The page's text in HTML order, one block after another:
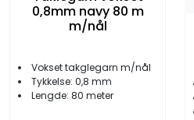
0,8mm navy 80 m
m/nål
Vokset takglegarn m/nål
Tykkelse: 0,8 mm
Lengde: 80 meter